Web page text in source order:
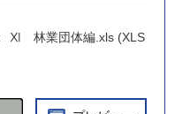
Ⅺ 林業団体編.xls (XLS